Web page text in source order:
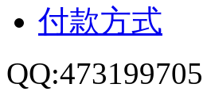
付款方式
QQ:473199705